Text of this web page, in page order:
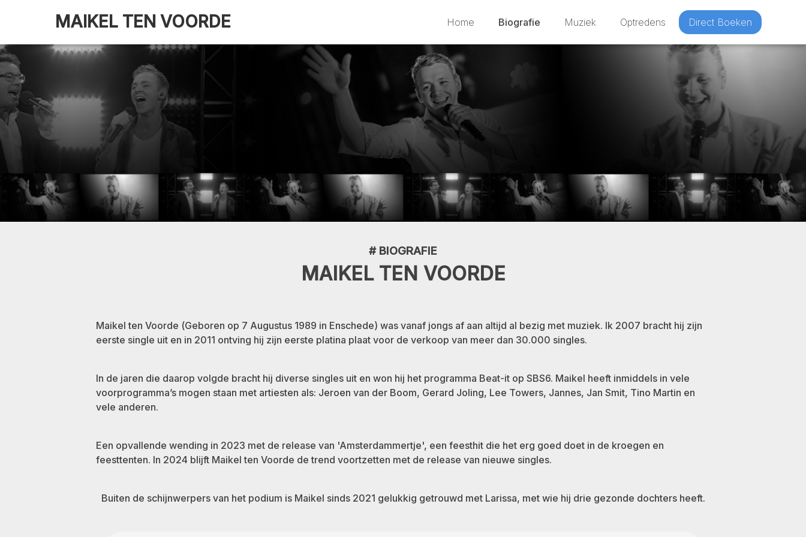
MAIKEL TEN VOORDE Home Biografie Muziek Optredens Direct Boeken
# BIOGRAFIE
MAIKEL TEN VOORDE
Maikel ten Voorde (Geboren op 7 Augustus 1989 in Enschede) was vanaf jongs af aan altijd al bezig met muziek. Ik 2007 bracht hij zijn
eerste single uit en in 2011 ontving hij zijn eerste platina plaat voor de verkoop van meer dan 30.000 singles.
In de jaren die daarop volgde bracht hij diverse singles uit en won hij het programma Beat-it op SBS6. Maikel heeft inmiddels in vele
voorprogramma’s mogen staan met artiesten als: Jeroen van der Boom, Gerard Joling, Lee Towers, Jannes, Jan Smit, Tino Martin en
vele anderen.
Een opvallende wending in 2023 met de release van 'Amsterdammertje', een feesthit die het erg goed doet in de kroegen en
feesttenten. In 2024 blijft Maikel ten Voorde de trend voortzetten met de release van nieuwe singles.
Buiten de schijnwerpers van het podium is Maikel sinds 2021 gelukkig getrouwd met Larissa, met wie hij drie gezonde dochters heeft.